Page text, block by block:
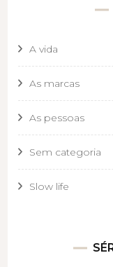
A vida
As marcas
As pessoas
Sem categoria
Slow life